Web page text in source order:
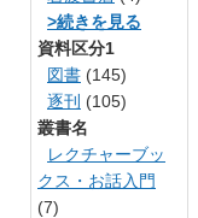
>続きを見る
資料区分1
図書 (145)
逐刊 (105)
叢書名
レクチャーブッ
クス・お話入門
(7)